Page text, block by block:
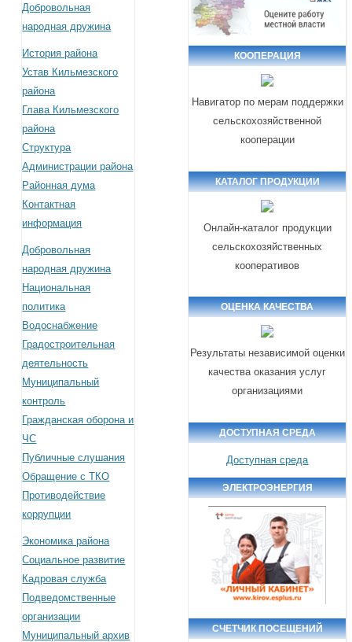
Добровольная
народная дружина
История района
Устав Кильмезского
района
Глава Кильмезского
района
Структура
Администрации района
Районная дума
Контактная
информация
Добровольная
народная дружина
Национальная
политика
Водоснабжение
Градостроительная
деятельность
Муниципальный
контроль
Гражданская оборона и
ЧС
Публичные слушания
Обращение с ТКО
Противодействие
коррупции
Экономика района
Социальное развитие
Кадровая служба
Подведомственные
организации
Муниципальный архив
КООПЕРАЦИЯ
Навигатор по мерам поддержки
сельскохозяйственной
кооперации
КАТАЛОГ ПРОДУКЦИИ
Онлайн-каталог продукции
сельскохозяйственных
кооперативов
ОЦЕНКА КАЧЕСТВА
Результаты независимой оценки
качества оказания услуг
организациями
ДОСТУПНАЯ СРЕДА
Доступная среда
ЭЛЕКТРОЭНЕРГИЯ
СЧЕТЧИК ПОСЕЩЕНИЙ